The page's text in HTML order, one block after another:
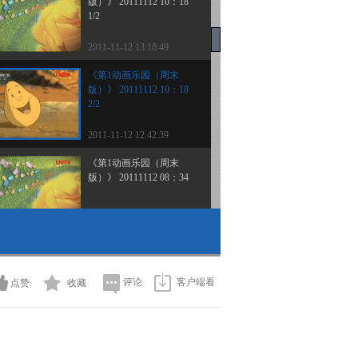
1/2
2011-11-12 13:18:49
《第1动画乐园（周末
版）》 20111112 10：18
2/2
2011-11-12 12:42:39
《第1动画乐园（周末
版）》 20111112 08：34
2011-11-11 19:01:44
点赞 收藏 评论 客户端看